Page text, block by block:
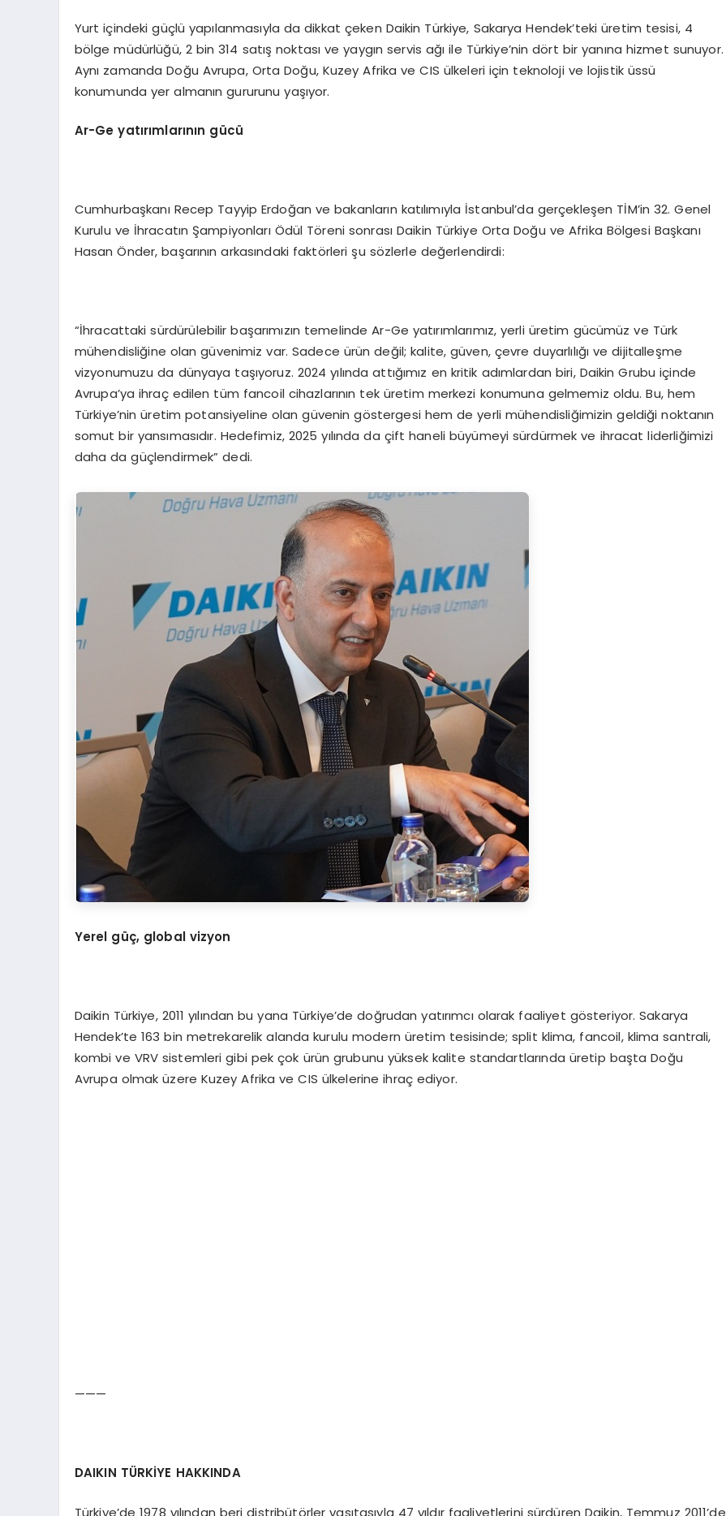
Yurt içindeki güçlü yapılanmasıyla da dikkat çeken Daikin Türkiye, Sakarya Hendek’teki üretim tesisi, 4
bölge müdürlüğü, 2 bin 314 satış noktası ve yaygın servis ağı ile Türkiye’nin dört bir yanına hizmet sunuyor.
Aynı zamanda Doğu Avrupa, Orta Doğu, Kuzey Afrika ve CIS ülkeleri için teknoloji ve lojistik üssü
konumunda yer almanın gururunu yaşıyor.
Ar-Ge yatırımlarının gücü
Cumhurbaşkanı Recep Tayyip Erdoğan ve bakanların katılımıyla İstanbul’da gerçekleşen TİM’in 32. Genel
Kurulu ve İhracatın Şampiyonları Ödül Töreni sonrası Daikin Türkiye Orta Doğu ve Afrika Bölgesi Başkanı
Hasan Önder, başarının arkasındaki faktörleri şu sözlerle değerlendirdi:
“İhracattaki sürdürülebilir başarımızın temelinde Ar-Ge yatırımlarımız, yerli üretim gücümüz ve Türk
mühendisliğine olan güvenimiz var. Sadece ürün değil; kalite, güven, çevre duyarlılığı ve dijitalleşme
vizyonumuzu da dünyaya taşıyoruz. 2024 yılında attığımız en kritik adımlardan biri, Daikin Grubu içinde
Avrupa’ya ihraç edilen tüm fancoil cihazlarının tek üretim merkezi konumuna gelmemiz oldu. Bu, hem
Türkiye’nin üretim potansiyeline olan güvenin göstergesi hem de yerli mühendisliğimizin geldiği noktanın
somut bir yansımasıdır. Hedefimiz, 2025 yılında da çift haneli büyümeyi sürdürmek ve ihracat liderliğimizi
daha da güçlendirmek” dedi.
Yerel güç, global vizyon
Daikin Türkiye, 2011 yılından bu yana Türkiye’de doğrudan yatırımcı olarak faaliyet gösteriyor. Sakarya
Hendek’te 163 bin metrekarelik alanda kurulu modern üretim tesisinde; split klima, fancoil, klima santrali,
kombi ve VRV sistemleri gibi pek çok ürün grubunu yüksek kalite standartlarında üretip başta Doğu
Avrupa olmak üzere Kuzey Afrika ve CIS ülkelerine ihraç ediyor.
———
DAIKIN TÜRKİYE HAKKINDA
Türkiye’de 1978 yılından beri distribütörler vasıtasıyla 47 yıldır faaliyetlerini sürdüren Daikin, Temmuz 2011’de